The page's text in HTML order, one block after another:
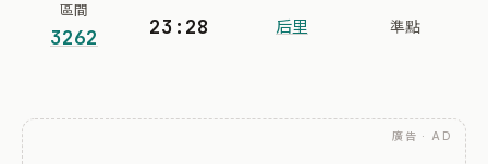
區間
3262 23:28 后里 準點
廣告 · AD